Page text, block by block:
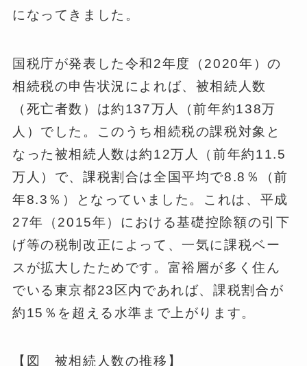
になってきました。
国税庁が発表した令和2年度（2020年）の
相続税の申告状況によれば、被相続人数
（死亡者数）は約137万人（前年約138万
人）でした。このうち相続税の課税対象と
なった被相続人数は約12万人（前年約11.5
万人）で、課税割合は全国平均で8.8％（前
年8.3％）となっていました。これは、平成
27年（2015年）における基礎控除額の引下
げ等の税制改正によって、一気に課税ベー
スが拡大したためです。富裕層が多く住ん
でいる東京都23区内であれば、課税割合が
約15％を超える水準まで上がります。
【図 被相続人数の推移】